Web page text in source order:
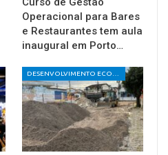
Operacional para Bares
e Restaurantes tem aula
inaugural em Porto…
DESENVOLVIMENTO ECONÔMICO E SOCIAL